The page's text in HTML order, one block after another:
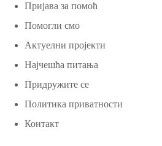
Пријава за помоћ
Помогли смо
Актуелни пројекти
Најчешћа питања
Придружите се
Политика приватности
Контакт